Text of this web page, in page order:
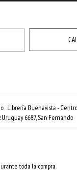
Librería Buenavista - Centro
6687, San Fernando
toda la compra.